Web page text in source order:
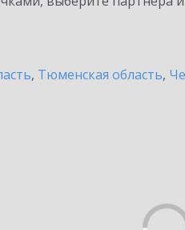
, Тюменская область,